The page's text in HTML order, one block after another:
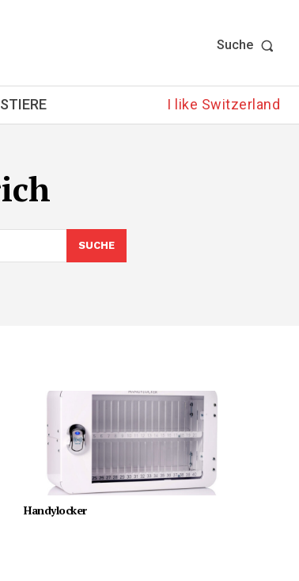
Suche
I like Switzerland
SUCHE
Handylocker